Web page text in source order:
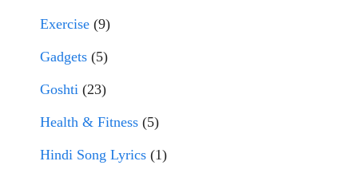
Exercise (9)
Gadgets (5)
Goshti (23)
Health & Fitness (5)
Hindi Song Lyrics (1)